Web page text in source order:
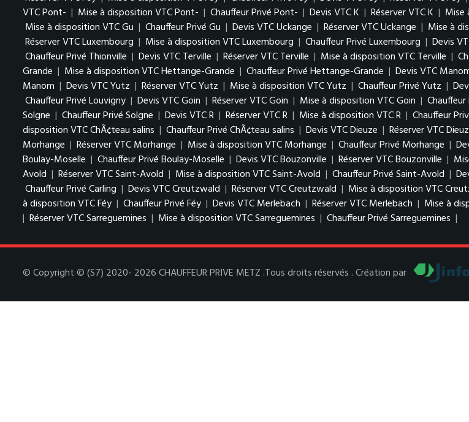
VTC Pont- | Mise à disposition VTC Pont- | Chauffeur Privé Pont- | Devis VTC K | Réserver VTC K | Mise
Mise à disposition VTC Gu | Chauffeur Privé Gu | Devis VTC Uckange | Réserver VTC Uckange | Mise à
Réserver VTC Luxembourg | Mise à disposition VTC Luxembourg | Chauffeur Privé Luxembourg | Devis
Chauffeur Privé Thionville | Devis VTC Terville | Réserver VTC Terville | Mise à disposition VTC Terville |
Grande | Mise à disposition VTC Hettange-Grande | Chauffeur Privé Hettange-Grande | Devis VTC
Manom | Devis VTC Yutz | Réserver VTC Yutz | Mise à disposition VTC Yutz | Chauffeur Privé Yutz |
Chauffeur Privé Louvigny | Devis VTC Goin | Réserver VTC Goin | Mise à disposition VTC Goin |
Solgne | Chauffeur Privé Solgne | Devis VTC R | Réserver VTC R | Mise à disposition VTC R | Chauffeur
disposition VTC ChÃ¢teau salins | Chauffeur Privé ChÃ¢teau salins | Devis VTC Dieuze | Réserver VTC
Morhange | Réserver VTC Morhange | Mise à disposition VTC Morhange | Chauffeur Privé Morhange |
Boulay-Moselle | Chauffeur Privé Boulay-Moselle | Devis VTC Bouzonville | Réserver VTC Bouzonville |
Avold | Réserver VTC Saint-Avold | Mise à disposition VTC Saint-Avold | Chauffeur Privé Saint-Avold |
Chauffeur Privé Carling | Devis VTC Creutzwald | Réserver VTC Creutzwald | Mise à disposition VTC
à disposition VTC Féy | Chauffeur Privé Féy | Devis VTC Merlebach | Réserver VTC Merlebach | Mise à
| Réserver VTC Sarreguemines | Mise à disposition VTC Sarreguemines | Chauffeur Privé Sarreguemines |
© Copyright © (S7) 2020- 2026 CHAUFFEUR PRIVE METZ .Tous droits réservés . Création par